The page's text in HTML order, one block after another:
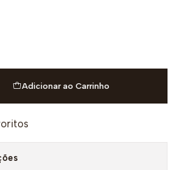
Adicionar ao Carrinho